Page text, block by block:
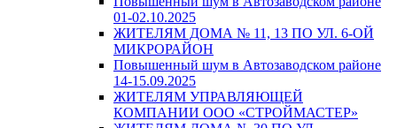
01-02.10.2025
ЖИТЕЛЯМ ДОМА № 11, 13 ПО УЛ. 6-ОЙ
МИКРОРАЙОН
Повышенный шум в Автозаводском районе
14-15.09.2025
ЖИТЕЛЯМ УПРАВЛЯЮЩЕЙ
КОМПАНИИ ООО «СТРОЙМАСТЕР»